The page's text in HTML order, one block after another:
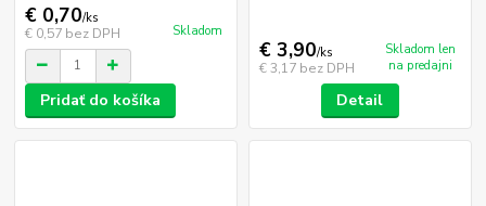
€ 0,70/ks
€ 0,57 bez DPH Skladom
Pridať do košíka
€ 3,90/ks
€ 3,17 bez DPH
Skladom len
na predajni
Detail